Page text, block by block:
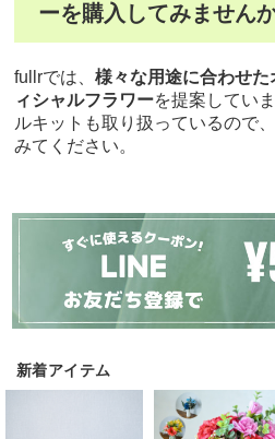
ーを購入してみません
fullrでは、様々な用途に合わせ
ィシャルフラワーを提案してい
ルキットも取り扱っているので
みてください。
新着アイテム